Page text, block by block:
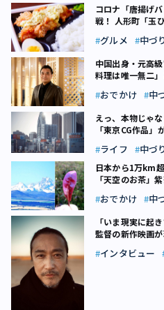
コロナ「唐揚げ
戦！ 人形町「玉
グルメ 中づ
中国出身・元高
料理は唯一無二
おでかけ 中
えっ、本物じゃ
「東京CG作品」
ライフ 中づ
日本から1万km
「天空のお茶」
おでかけ 中
「いま現実に起
監督の新作映画
インタビュー